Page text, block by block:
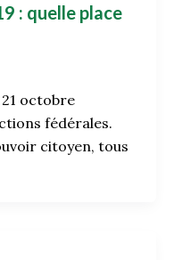
: quelle place
octobre
fédérales.
citoyen, tous